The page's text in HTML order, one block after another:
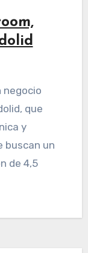
que
y
buscan un
de 4,5